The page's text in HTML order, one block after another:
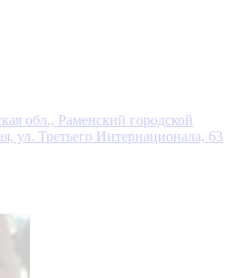
обл., Раменский городской
ул. Третьего Интернационала, 63